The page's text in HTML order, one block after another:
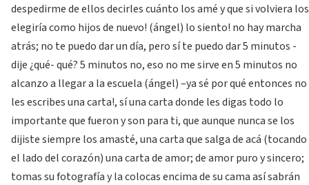
despedirme de ellos decirles cuánto los amé y que si volviera los
elegiría como hijos de nuevo! (ángel) lo siento! no hay marcha
atrás; no te puedo dar un día, pero sí te puedo dar 5 minutos -
dije ¿qué- qué? 5 minutos no, eso no me sirve en 5 minutos no
alcanzo a llegar a la escuela (ángel) –ya sé por qué entonces no
les escribes una carta!, sí una carta donde les digas todo lo
importante que fueron y son para ti, que aunque nunca se los
dijiste siempre los amasté, una carta que salga de acá (tocando
el lado del corazón) una carta de amor; de amor puro y sincero;
tomas su fotografía y la colocas encima de su cama así sabrán